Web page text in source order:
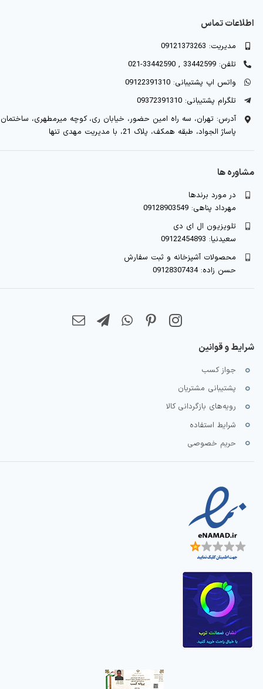
اطلاعات تماس
مدیریت: 09121373263
تلفن: 33442599 , 33442590-021
واتس اپ پشتیبانی: 09122391310
تلگرام پشتیبانی: 09372391310
آدرس: تهران، سه راه امین حضور، خیابان ری، کوچه میرمطهری، ساختمان
پاساژ الجواد، طبقه همکف، پلاک 21، با مدیریت مهدی تنها
مشاوره ها
در مورد برندها
مهرداد پناهی: 09128903549
تلویزیون ال ای دی
سعیدنیا: 09122454893
محصولات آشپزخانه و ثبت سفارش
حسن زاده: 09128307434
شرایط و قوانین
جواز کسب
پشتیبانی مشتریان
رویه‌های بازگردانی کالا
شرایط استفاده
حریم خصوصی